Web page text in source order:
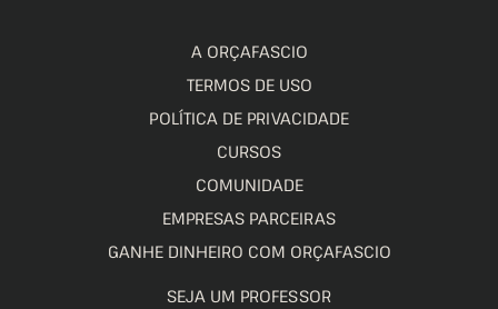
A ORÇAFASCIO
TERMOS DE USO
POLÍTICA DE PRIVACIDADE
CURSOS
COMUNIDADE
EMPRESAS PARCEIRAS
GANHE DINHEIRO COM ORÇAFASCIO
SEJA UM PROFESSOR